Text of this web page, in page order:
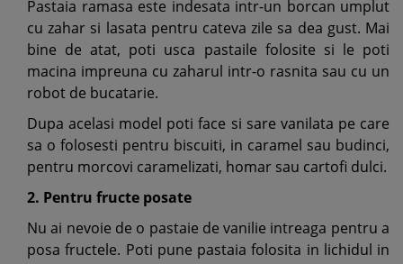
Pastaia ramasa este indesata intr-un borcan umplut
cu zahar si lasata pentru cateva zile sa dea gust. Mai
bine de atat, poti usca pastaile folosite si le poti
macina impreuna cu zaharul intr-o rasnita sau cu un
robot de bucatarie.
Dupa acelasi model poti face si sare vanilata pe care
sa o folosesti pentru biscuiti, in caramel sau budinci,
pentru morcovi caramelizati, homar sau cartofi dulci.
2. Pentru fructe posate
Nu ai nevoie de o pastaie de vanilie intreaga pentru a
posa fructele. Poti pune pastaia folosita in lichidul in